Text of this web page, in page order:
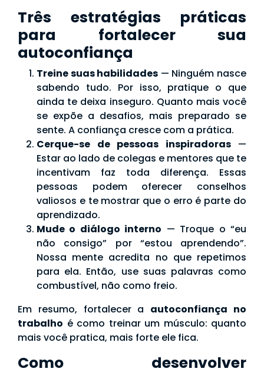
Três estratégias práticas
para fortalecer sua
autoconfiança
Treine suas habilidades — Ninguém nasce
sabendo tudo. Por isso, pratique o que
ainda te deixa inseguro. Quanto mais você
se expõe a desafios, mais preparado se
sente. A confiança cresce com a prática.
Cerque-se de pessoas inspiradoras—
Estar ao lado de colegas e mentores que te
incentivam faz toda diferença. Essas
pessoas podem oferecer conselhos
valiosos e te mostrar que o erro é parte do
aprendizado.
Mude o diálogo interno — Troque o “eu
não consigo” por “estou aprendendo”.
Nossa mente acredita no que repetimos
para ela. Então, use suas palavras como
combustível, não como freio.
Em resumo, fortalecer a autoconfiança no
trabalho é como treinar um músculo: quanto
mais você pratica, mais forte ele fica.
Como desenvolver